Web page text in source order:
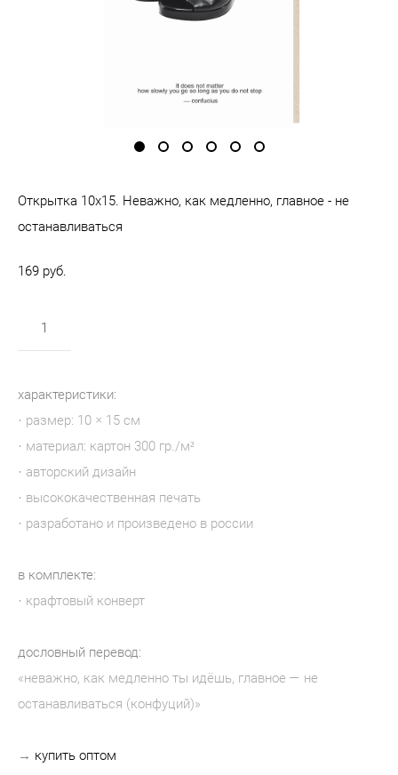
Открытка 10х15. Неважно, как медленно, главное - не
останавливаться
169 pуб.
характеристики:
· размер: 10 × 15 см
· материал: картон 300 гр./м²
· авторский дизайн
· высококачественная печать
· разработано и произведено в россии
в комплекте:
· крафтовый конверт
дословный перевод:
«неважно, как медленно ты идёшь, главное — не
останавливаться (конфуций)»
→ купить оптом